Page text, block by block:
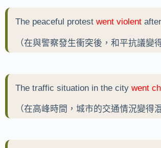
The peaceful protest went violent
（在與警察發生衝突後，和平抗議變
The traffic situation in the city went
（在高峰時間，城市的交通情況變得